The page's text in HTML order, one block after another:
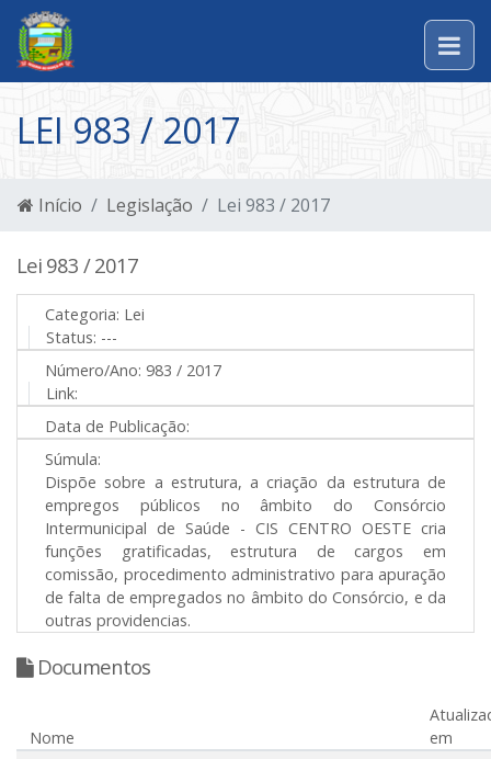
LEI 983 / 2017
Início Legislação Lei 983 / 2017
Lei 983 / 2017
Categoria: Lei
Status: ---
Número/Ano: 983 / 2017
Link:
Data de Publicação:
Súmula:
Dispõe sobre a estrutura, a criação da estrutura de
empregos públicos no âmbito do Consórcio
Intermunicipal de Saúde - CIS CENTRO OESTE cria
funções gratificadas, estrutura de cargos em
comissão, procedimento administrativo para apuração
de falta de empregados no âmbito do Consórcio, e da
outras providencias.
Documentos
Nome
em